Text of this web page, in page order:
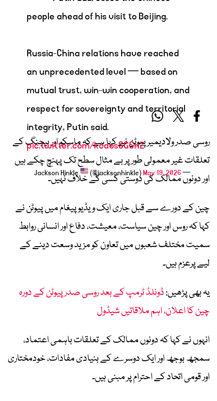
people ahead of his visit to Beijing.
Russia-China relations have reached
an unprecedented level — based on
mutual trust, win-win cooperation, and
respect for sovereignty and territorial
integrity, Putin said.
pic.twitter.com/kcaosSGSnZ
— Jackson Hinkle
(@jacksonhinkle)May 19, 2026
روسی صدرولادیمیر پیوٹننے کہا ہے کہ ماسکو اور بیجنگ کے
تعلقات غیر معمولی طور پر بے مثال سطح تک پہنچ چکے ہیں
اور دونوں ممالک کی دوستی کسی کے خلاف نہیں۔
چین کے دورے سے قبل جاری ایک ویڈیو پیغام میں پیوٹن نے
کہا کہ روس اور چین سیاست، معیشت، دفاع اور انسانی روابط
سمیت مختلف شعبوں میں تعاون کو مزید وسعت دینے کے
لیے پرعزم ہیں۔
یہ بھی پڑھیں:ڈونلڈ ٹرمپ کے بعد روسی صدر پیوٹن کے دورہ
چین کا اعلان، اہم ملاقاتیں شیڈول
انہوں نے کہا کہ دونوں ممالک کے تعلقات باہمی اعتماد،
سمجھ بوجھ اور ایک دوسرے کے بنیادی مفادات، خودمختاری
اور قومی اتحاد کے احترام پر مبنی ہیں۔